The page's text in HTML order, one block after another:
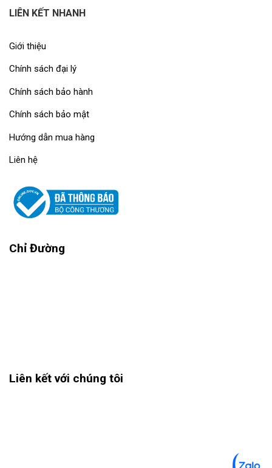
LIÊN KẾT NHANH
Giới thiệu
Chính sách đại lý
Chính sách bảo hành
Chính sách bảo mật
Hướng dẫn mua hàng
Liên hệ
Chỉ Đường
Liên kết với chúng tôi